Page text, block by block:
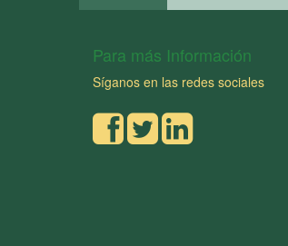
Para más Información
Síganos en las redes sociales